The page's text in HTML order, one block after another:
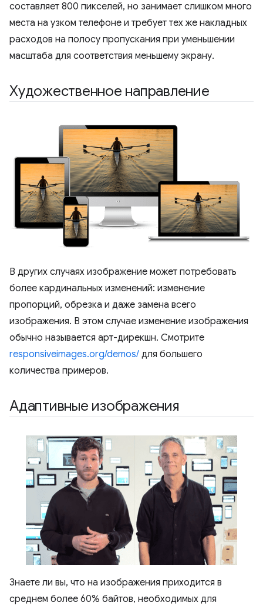
составляет 800 пикселей, но занимает слишком много
места на узком телефоне и требует тех же накладных
расходов на полосу пропускания при уменьшении
масштаба для соответствия меньшему экрану.
Художественное направление
В других случаях изображение может потребовать
более кардинальных изменений: изменение
пропорций, обрезка и даже замена всего
изображения. В этом случае изменение изображения
обычно называется арт-дирекшн. Смотрите
responsiveimages.org/demos/ для большего
количества примеров.
Адаптивные изображения
Знаете ли вы, что на изображения приходится в
среднем более 60% байтов, необходимых для